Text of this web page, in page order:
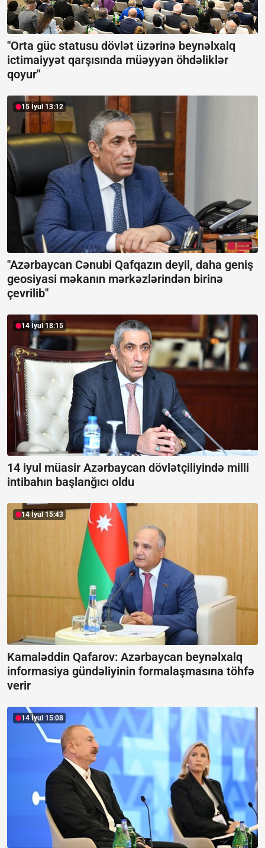
"Orta güc statusu dövlət üzərinə beynəlxalq
ictimaiyyət qarşısında müəyyən öhdəliklər
qoyur"
15 İyul 13:12
"Azərbaycan Cənubi Qafqazın deyil, daha geniş
geosiyasi məkanın mərkəzlərindən birinə
çevrilib"
14 İyul 18:15
14 iyul müasir Azərbaycan dövlətçiliyində milli
intibahın başlanğıcı oldu
14 İyul 15:43
Kamaləddin Qafarov: Azərbaycan beynəlxalq
informasiya gündəliyinin formalaşmasına töhfə
verir
14 İyul 15:08